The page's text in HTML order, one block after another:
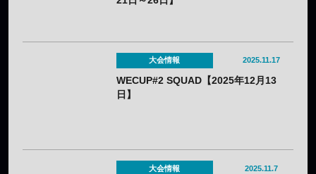
大会情報 2025.11.17
WECUP#2 SQUAD【2025年12月13
日】
大会情報 2025.11.7